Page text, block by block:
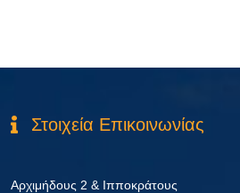
Στοιχεία Επικοινωνίας
Αρχιμήδους 2 & Ιπποκράτους